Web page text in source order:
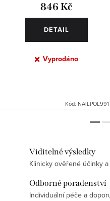
846 Kč
DETAIL
Vyprodáno
Kód: NAILPOL991
Viditelné výsledky
Klinicky ověřené účinky
Odborné poradenství
Individuální péče a